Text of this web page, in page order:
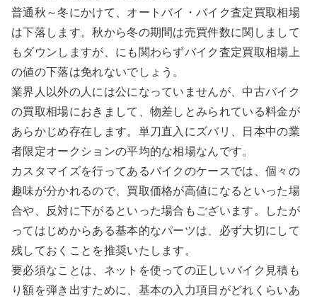
普通秋～冬にかけて、オートバイ・バイク査定買取相場
は下落します。秋から冬の期間は売買件数に関しまして
もダウンしますが、にも関わらずバイク査定買取相場上
の値の下落は免れないでしょう。
業界人以外の人には公になっていませんが、中古バイク
の買取相場におきまして、物差しとみられている料金が
あらかじめ存在します。単刀直入にズバリ、日本中の業
者限定オークションの平均的な相場なんです。
カスタマイズを行ってあるバイクのケースでは、個々の
趣味が分かれるので、買取価格が高値になるといった場
合や、反対に下がるといった場合もございます。したが
ってはじめからある基本的なパーツは、必ず大切にして
残しておくことを推奨いたします。
要必須なことは、ネットを使っての正しいバイク見積も
り額を弾き出すために、基本の入力項目がどれくらいあ